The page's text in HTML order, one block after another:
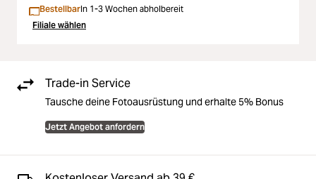
BestellbarIn 1-3 Wochen abholbereit
Filiale wählen
Trade-in Service
Tausche deine Fotoausrüstung und erhalte 5% Bonus
Jetzt Angebot anfordern